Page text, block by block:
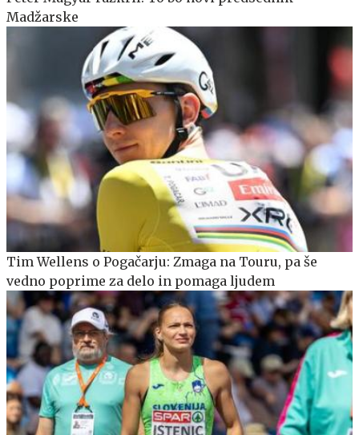
Madžarske
Tim Wellens o Pogačarju: Zmaga na Touru, pa še
vedno poprime za delo in pomaga ljudem